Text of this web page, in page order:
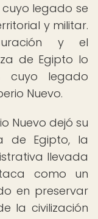
legado se
y militar.
y el
de Egipto lo
cuyo legado
Nuevo.
Nuevo dejó su
de Egipto, la
llevada
como un
en preservar
la civilización